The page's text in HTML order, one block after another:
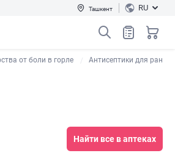
Ташкент RU
от боли в горле Антисептики для ран
Найти все в аптеках